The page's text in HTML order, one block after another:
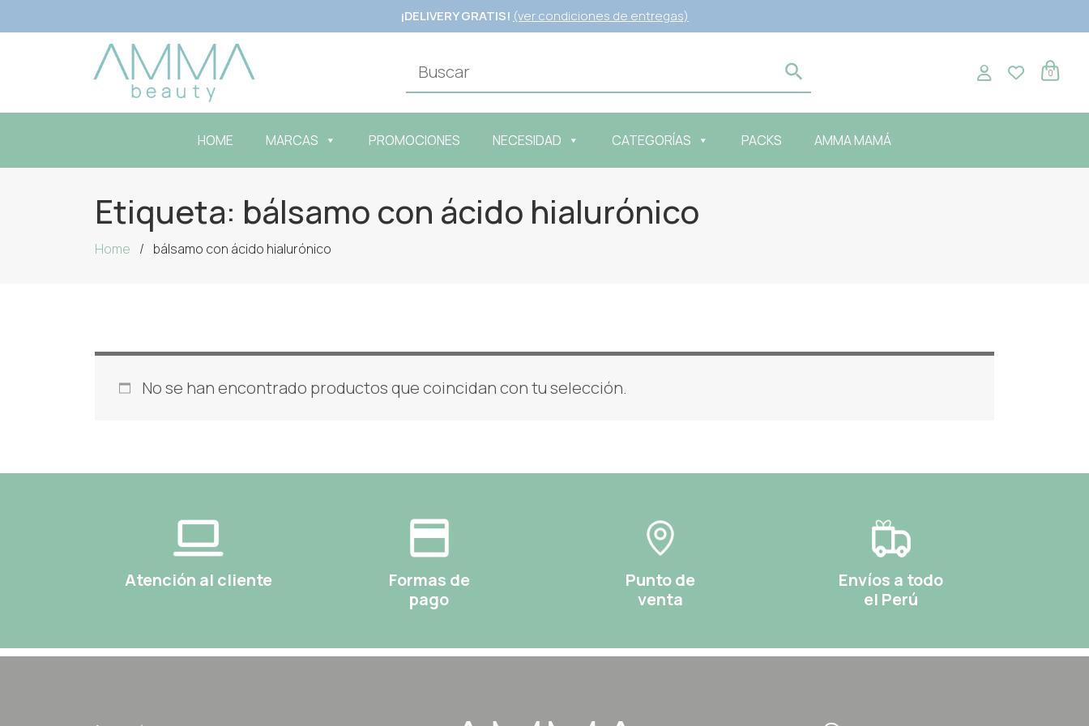
¡DELIVERY GRATIS! (ver condiciones de entregas)
0
HOME MARCAS PROMOCIONES NECESIDAD CATEGORÍAS PACKS AMMA MAMÁ
Etiqueta: bálsamo con ácido hialurónico
Home bálsamo con ácido hialurónico
No se han encontrado productos que coincidan con tu selección.
Atención al cliente
Formas de
pago
Punto de
venta
Envíos a todo
el Perú